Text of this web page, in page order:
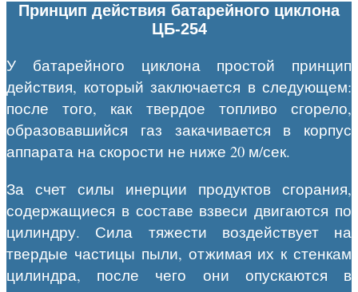
Принцип действия батарейного циклона
ЦБ-254
У батарейного циклона простой принцип
действия, который заключается в следующем:
после того, как твердое топливо сгорело,
образовавшийся газ закачивается в корпус
аппарата на скорости не ниже 20 м/сек.
За счет силы инерции продуктов сгорания,
содержащиеся в составе взвеси двигаются по
цилиндру. Сила тяжести воздействует на
твердые частицы пыли, отжимая их к стенкам
цилиндра, после чего они опускаются в